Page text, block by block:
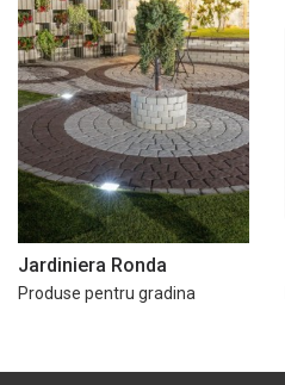
Jardiniera Ronda
Produse pentru gradina